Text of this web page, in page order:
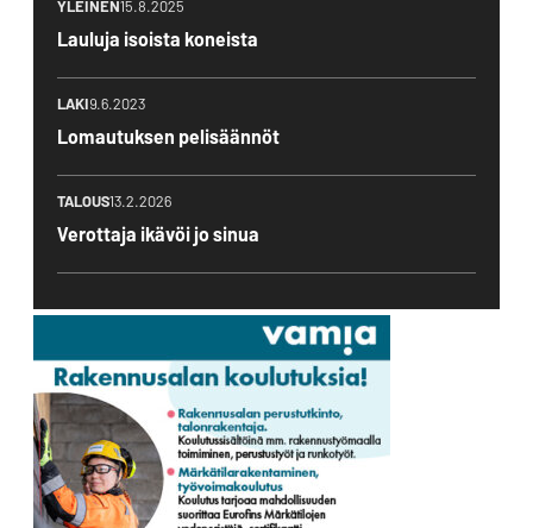
YLEINEN15.8.2025
Lauluja isoista koneista
LAKI9.6.2023
Lomautuksen pelisäännöt
TALOUS13.2.2026
Verottaja ikävöi jo sinua